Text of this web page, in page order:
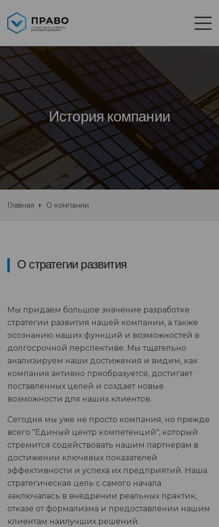
История компании
Главная О компании
О стратегии развития
Мы придаем большое значение разработке
стратегии развития нашей компании, а также
осознанию наших функций и возможностей в
долгосрочной перспективе. Мы тщательно
анализируем наши достижения и видим, как
компания активно преобразуется, достигает
поставленных целей и создает новые
возможности для наших клиентов.
Сегодня мы уже не просто компания, но прежде
всего "Единый центр компетенций", который
стремится содействовать нашим партнерам в
достижении ключевых показателей
эффективности и успеха их предприятий. Наша
стратегическая цель с самого начала
заключалась в внедрении реальных практик,
отказе от формализма и предоставлении нашим
клиентам наилучших решений.